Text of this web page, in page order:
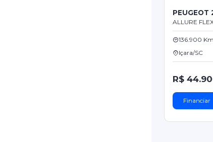
PEUGEOT
ALLURE
136.900 Km
Içara/SC
R$
Financiar